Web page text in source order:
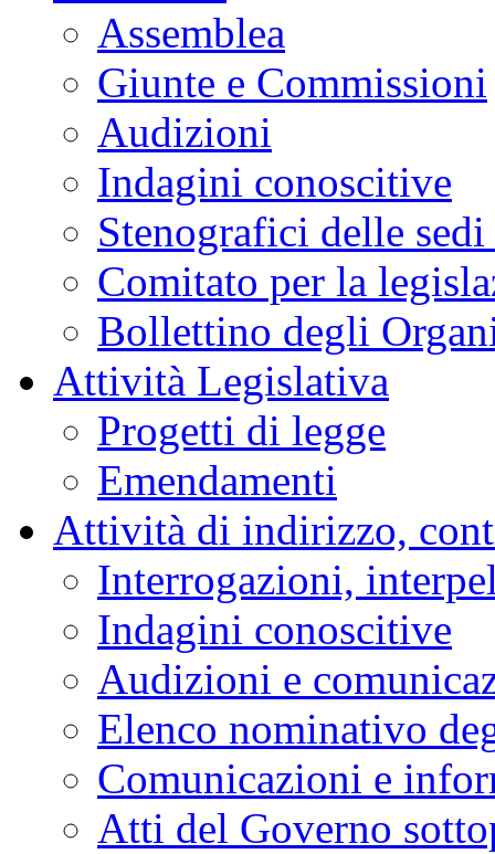
Assemblea
Giunte e Commissioni
Audizioni
Indagini conoscitive
Stenografici delle
Comitato per la
Bollettino degli
Attività Legislativa
Progetti di legge
Emendamenti
Attività di indirizzo,
Interrogazioni,
Indagini conoscitive
Audizioni e
Elenco nominativo
Comunicazioni e
Atti del Governo